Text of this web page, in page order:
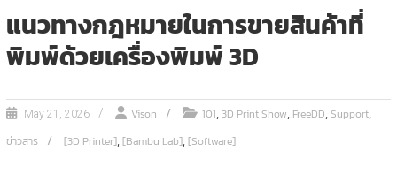
แนวทางกฎหมายในการขายสินค้าที่
พิมพ์ด้วยเครื่องพิมพ์ 3D
May 21, 2026 Vison 101,3D Print Show, FreeDD,Support,
ข่าวสาร [3D Printer],[Bambu Lab],[Software]